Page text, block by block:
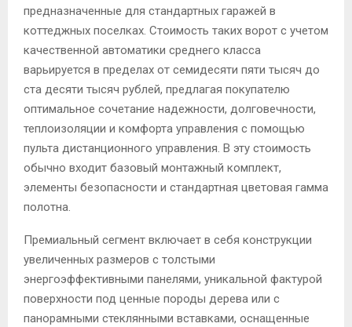
предназначенные для стандартных гаражей в
коттеджных поселках. Стоимость таких ворот с учетом
качественной автоматики среднего класса
варьируется в пределах от семидесяти пяти тысяч до
ста десяти тысяч рублей, предлагая покупателю
оптимальное сочетание надежности, долговечности,
теплоизоляции и комфорта управления с помощью
пульта дистанционного управления. В эту стоимость
обычно входит базовый монтажный комплект,
элементы безопасности и стандартная цветовая гамма
полотна.
Премиальный сегмент включает в себя конструкции
увеличенных размеров с толстыми
энергоэффективными панелями, уникальной фактурой
поверхности под ценные породы дерева или с
панорамными стеклянными вставками, оснащенные